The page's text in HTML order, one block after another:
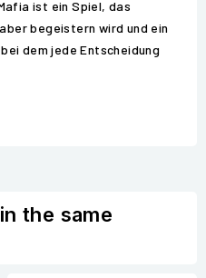
ist ein Spiel, das
begeistern wird und ein
dem jede Entscheidung
the same